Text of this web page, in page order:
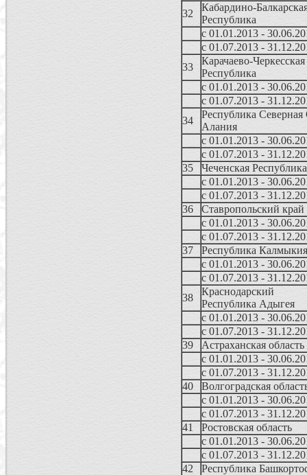
32
Кабардино-
Республика
с 01.01.2013 -
с 01.07.2013 -
33
Карачаево-Черкесская
Республика
с 01.01.2013 -
с 01.07.2013 -
34
Республика Северная
Алания
с 01.01.2013 -
с 01.07.2013 -
35
Чеченская Республика
с 01.01.2013 -
с 01.07.2013 -
36
Ставропольский край
с 01.01.2013 -
с 01.07.2013 -
37
Республика Калмыкия
с 01.01.2013 -
с 01.07.2013 -
38
Республика Адыгея
с 01.01.2013 -
с 01.07.2013 -
39
Астраханская область
с 01.01.2013 -
с 01.07.2013 -
40
Волгоградская
с 01.01.2013 -
с 01.07.2013 -
41
Ростовская область
с 01.01.2013 -
с 01.07.2013 -
42
Республика